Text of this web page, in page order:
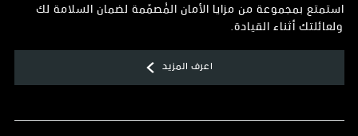
استمتع بمجموعة من مزايا الأمان المُصمّمة لضمان السلامة لك
ولعائلتك أثناء القيادة.
اعرف المزيد